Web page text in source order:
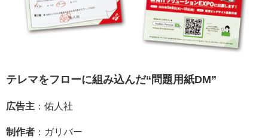
テレマをフローに組み込んだ“問題用紙DM”
広告主 ：佑人社
制作者 ：ガリバー